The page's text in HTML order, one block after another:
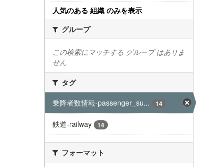
人気のある 組織 のみを表示
グループ
この検索にマッチする グループ はありま
せん
タグ
乗降者数情報-passenger_su...
14
鉄道-railway 14
フォーマット